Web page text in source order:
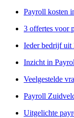
Payroll kosten
3 offertes voor
Ieder bedrijf uit
Inzicht in
Veelgestelde
Payroll
Uitgelichte